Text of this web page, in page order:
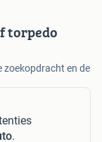
torpedo
zoekopdracht en de
.